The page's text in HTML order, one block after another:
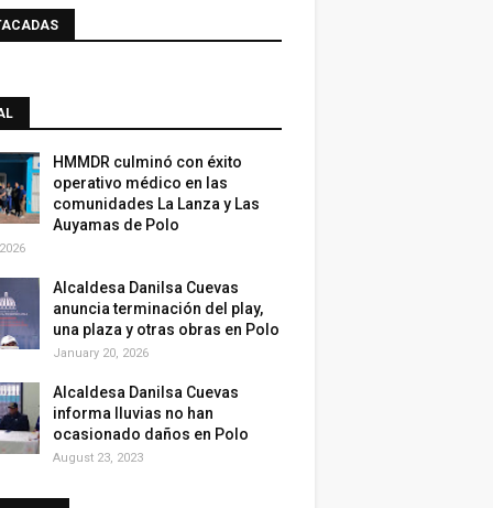
HMMDR culminó con éxito
operativo médico en las
comunidades La Lanza y Las
Auyamas de Polo
Alcaldesa Danilsa Cuevas
anuncia terminación del play,
una plaza y otras obras en Polo
January 20, 2026
Alcaldesa Danilsa Cuevas
informa lluvias no han
ocasionado daños en Polo
August 23, 2023